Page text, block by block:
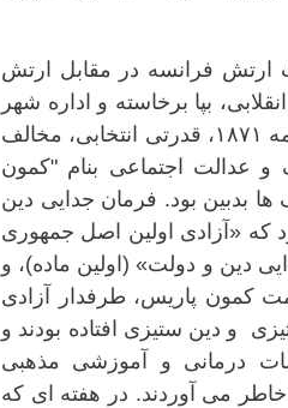
فرانسه در مقابل ارتش
بپا برخاسته و اداره شهر
پاریس را بدست می گیرند. در شهر پاریس، در فاصله 18 مارس تا ۲۵ ماه مه ۱۸۷۱، قدرتی انتخابی، مخالف
عدالت اجتماعی بنام "کمون
بدبین بود. فرمان جدایی دین
اعلام می دارد که «آزادی اولین اصل جمهوری
دین و دولت» (اولین ماده)، و
کمون پاریس، طرفدار آزادی
و دین ستیزی افتاده بودند و
درمانی و آموزشی مذهبی
می کردند و بدین گونه، مسیحیت زدائی سال ۱۷۹۳ را به خاطر می آوردند. در هفته ای که